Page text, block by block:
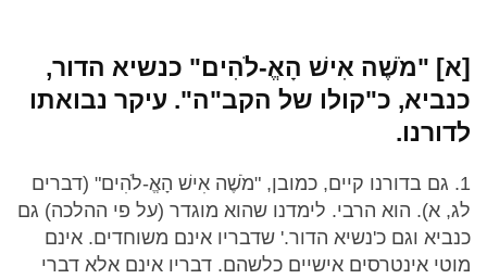
[א] "מֹשֶׁה אִישׁ הָאֱ-לֹהִים" כנשיא הדור,
כנביא, כ"קולו של הקב"ה". עיקר נבואתו
לדורנו.
1. גם בדורנו קיים, כמובן, "מֹשֶׁה אִישׁ הָאֱ-לֹהִים" (דברים
לג, א). הוא הרבי. לימדנו שהוא מוגדר (על פי ההלכה) גם
כנביא וגם כ'נשיא הדור.' שדבריו אינם משוחדים. אינם
מוטי אינטרסים אישיים כלשהם. דבריו אינם אלא דברי